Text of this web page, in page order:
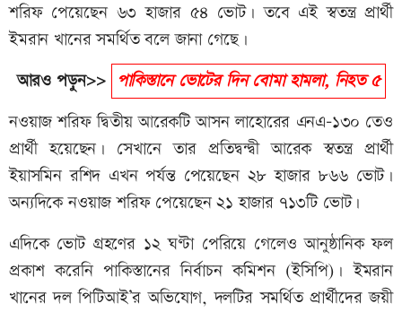
শরিফ পেয়েছেন ৬৩ হাজার ৫৪ ভোট। তবে এই স্বতন্ত্র প্রার্থী
ইমরান খানের সমর্থিত বলে জানা গেছে।
আরও পড়ুন>> পাকিস্তানে ভোটের দিন বোমা হামলা, নিহত ৫
নওয়াজ শরিফ দ্বিতীয় আরেকটি আসন লাহোরের এনএ-১৩০ তেও
প্রার্থী হয়েছেন। সেখানে তার প্রতিদ্বন্দ্বী আরেক স্বতন্ত্র প্রার্থী
ইয়াসমিন রশিদ এখন পর্যন্ত পেয়েছেন ২৮ হাজার ৮৬৬ ভোট।
অন্যদিকে নওয়াজ শরিফ পেয়েছেন ২১ হাজার ৭১৩টি ভোট।
এদিকে ভোট গ্রহণের ১২ ঘণ্টা পেরিয়ে গেলেও আনুষ্ঠানিক ফল
প্রকাশ করেনি পাকিস্তানের নির্বাচন কমিশন (ইসিপি)। ইমরান
খানের দল পিটিআই’র অভিযোগ, দলটির সমর্থিত প্রার্থীদের জয়ী